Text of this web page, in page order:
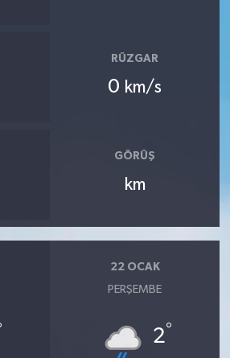
RÜZGAR
0 km/s
GÖRÜŞ
km
22 OCAK
PERŞEMBE
2°